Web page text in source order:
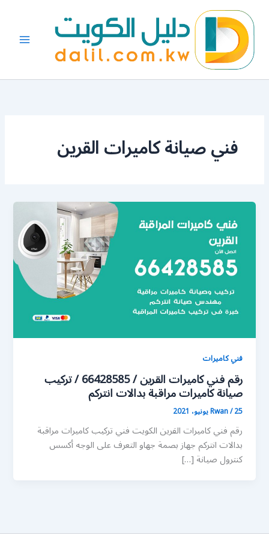
المحتوى
فني صيانة كاميرات القرين
فني كاميرات
رقم فني كاميرات القرين / 66428585 / تركيب
صيانة كاميرات مراقبة بدالات انتركم
Rwan/25 يونيو، 2021
رقم فني كاميرات القرين الكويت فني تركيب كاميرات مراقبة
بدالات انتركم جهاز بصمة جهاو التعرف على الوجه أكسس
كنترول صيانة […]